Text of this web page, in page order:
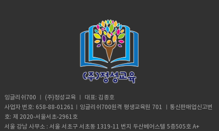
잉글리쉬700 ㅣ (주)정성교육 ㅣ 대표: 김종호
사업자 번호: 658-88-01261ㅣ잉글리쉬700원격 평생교육원 701 ㅣ통신판매업신고번
호: 제 2020-서울서초-2961호
서울 강남 사무소 : 서울 서초구 서초동 1319-11 번지 두산베어스텔 5층505호 A+